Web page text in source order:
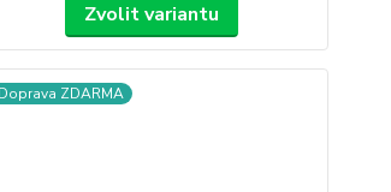
Zvolit variantu
Doprava ZDARMA